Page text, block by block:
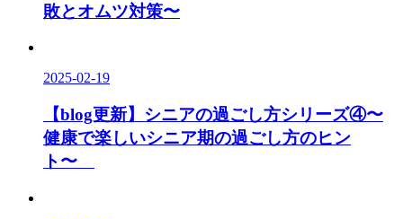
敗とオムツ対策〜
2025-02-19
【blog更新】シニアの過ごし方シリーズ④〜
健康で楽しいシニア期の過ごし方のヒン
ト〜